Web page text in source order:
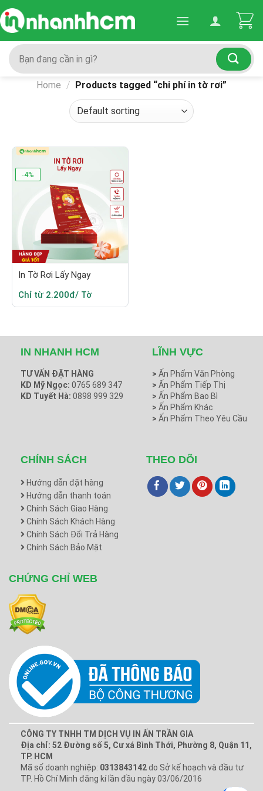
Skip
to
content
Search
for:
Home / Products tagged “chi phí in tờ rơi”
-4%
In Tờ Rơi Lấy Ngay
Chỉ từ 2.200đ/ Tờ
IN NHANH HCM
TƯ VẤN ĐẶT HÀNG
KD Mỹ Ngọc: 0765 689 347
KD Tuyết Hà: 0898 999 329
LĨNH VỰC
> Ấn Phẩm Văn Phòng
> Ấn Phẩm Tiếp Thị
> Ấn Phẩm Bao Bì
> Ấn Phẩm Khác
> Ấn Phẩm Theo Yêu Cầu
CHÍNH SÁCH
Hướng dẫn đặt hàng
Hướng dẫn thanh toán
Chính Sách Giao Hàng
Chính Sách Khách Hàng
Chính Sách Đổi Trả Hàng
Chính Sách Bảo Mật
THEO DÕI
CHỨNG CHỈ WEB
CÔNG TY TNHH TM DỊCH VỤ IN ẤN TRẦN GIA
Địa chỉ: 52 Đường số 5, Cư xá Bình Thới, Phường 8, Quận 11,
TP. HCM
Mã số doanh nghiệp: 0313843142 do Sở kế hoạch và đầu tư
TP. Hồ Chí Minh đăng kí lần đầu ngày 03/06/2016